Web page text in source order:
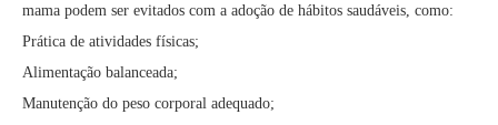
mama podem ser evitados com a adoção de hábitos saudáveis, como:
Prática de atividades físicas;
Alimentação balanceada;
Manutenção do peso corporal adequado;